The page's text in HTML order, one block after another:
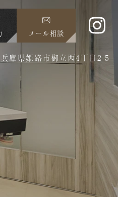
メール相談
庫県姫路市御立西4丁目2-5